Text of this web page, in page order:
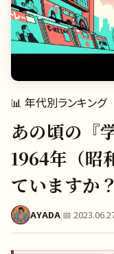
📊 年代別ランキング
あの頃の『
1964年（昭
ていますか？
AYADA|📅